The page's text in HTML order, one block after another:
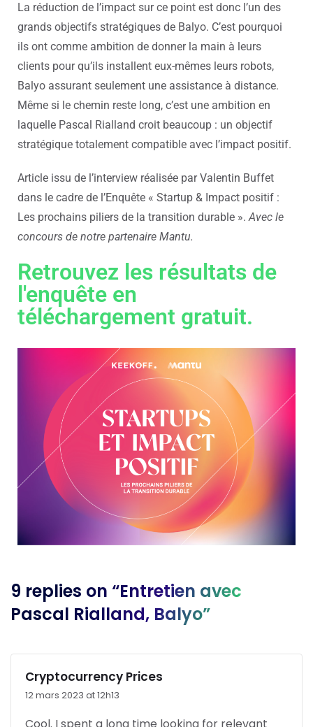
La réduction de l’impact sur ce point est donc l’un des
grands objectifs stratégiques de Balyo. C’est pourquoi
ils ont comme ambition de donner la main à leurs
clients pour qu’ils installent eux-mêmes leurs robots,
Balyo assurant seulement une assistance à distance.
Même si le chemin reste long, c’est une ambition en
laquelle Pascal Rialland croit beaucoup : un objectif
stratégique totalement compatible avec l’impact positif.
Article issu de l’interview réalisée par Valentin Buffet
dans le cadre de l’Enquête « Startup & Impact positif :
Les prochains piliers de la transition durable ».Avec le
concours de notre partenaire Mantu.
Retrouvez les résultats de
l'enquête en
téléchargement gratuit.
9 replies on “Entretien avec
Pascal Rialland, Balyo”
Cryptocurrency Prices
12 mars 2023 at 12h13